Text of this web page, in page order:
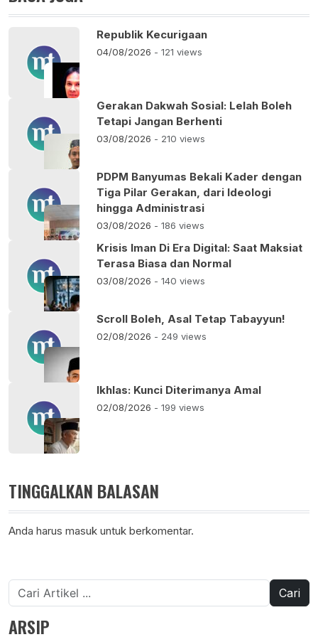
Republik Kecurigaan
04/08/2026 - 121 views
Gerakan Dakwah Sosial: Lelah Boleh
Tetapi Jangan Berhenti
03/08/2026 - 210 views
PDPM Banyumas Bekali Kader dengan
Tiga Pilar Gerakan, dari Ideologi
hingga Administrasi
03/08/2026 - 186 views
Krisis Iman Di Era Digital: Saat Maksiat
Terasa Biasa dan Normal
03/08/2026 - 140 views
Scroll Boleh, Asal Tetap Tabayyun!
02/08/2026 - 249 views
Ikhlas: Kunci Diterimanya Amal
02/08/2026 - 199 views
TINGGALKAN BALASAN
Anda harus masuk untuk berkomentar.
Cari
untuk:
ARSIP